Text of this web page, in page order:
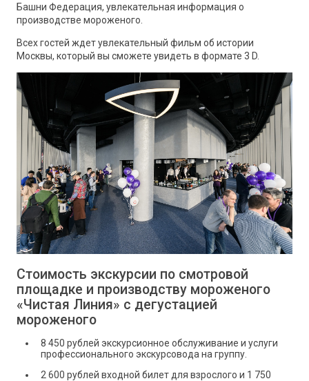
Башни Федерация, увлекательная информация о
производстве мороженого.
Всех гостей ждет увлекательный фильм об истории
Москвы, который вы сможете увидеть в формате 3 D.
Стоимость экскурсии по смотровой
площадке и производству мороженого
«Чистая Линия» с дегустацией
мороженого
8 450 рублей экскурсионное обслуживание и услуги
профессионального экскурсовода на группу.
2 600 рублей входной билет для взрослого и 1 750